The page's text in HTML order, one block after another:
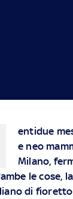
entidue
e neo
Milano,
le cose,
di fioretto